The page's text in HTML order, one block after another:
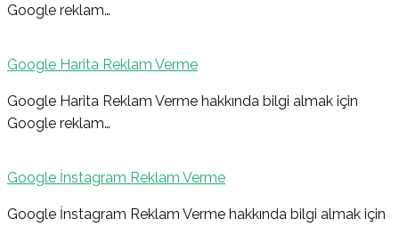
Google reklam…
Google Harita Reklam Verme
Google Harita Reklam Verme hakkında bilgi almak için
Google reklam…
Google İnstagram Reklam Verme
Google İnstagram Reklam Verme hakkında bilgi almak için